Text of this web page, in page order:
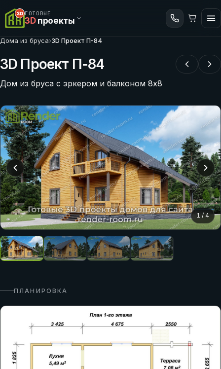
ГОТОВЫЕ
3Dпроекты
Дома из бруса›3D Проект П-84
3D Проект П-84
Дом из бруса с эркером и балконом 8х8
1 / 4
ПЛАНИРОВКА